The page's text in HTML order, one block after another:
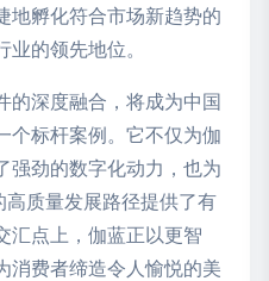
地孵化符合市场新趋势的
的领先地位。
的深度融合，将成为中国
个标杆案例。它不仅为伽
强劲的数字化动力，也为
高质量发展路径提供了有
汇点上，伽蓝正以更智
消费者缔造令人愉悦的美